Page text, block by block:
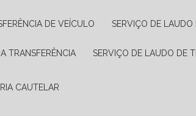
DE VEÍCULO SERVIÇO DE
TRANSFERÊNCIA SERVIÇO DE LAUDO DE
CAUTELAR